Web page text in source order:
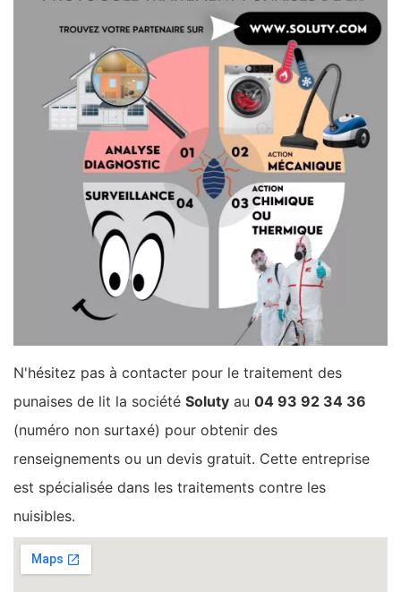
N'hésitez pas à contacter pour le traitement des
punaises de lit la société Soluty au 04 93 92 34 36
(numéro non surtaxé) pour obtenir des
renseignements ou un devis gratuit. Cette entreprise
est spécialisée dans les traitements contre les
nuisibles.